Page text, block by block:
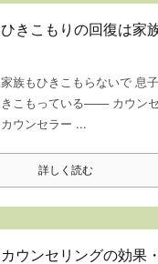
ひきこもりの回復は家
家族もひきこもらないで 息
きこもっている─── カウンセ
カウンセラー ...
詳しく読む
カウンセリングの効果